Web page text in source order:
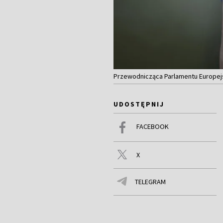
Przewodnicząca Parlamentu
UDOSTĘPNIJ
FACEBOOK
X
TELEGRAM